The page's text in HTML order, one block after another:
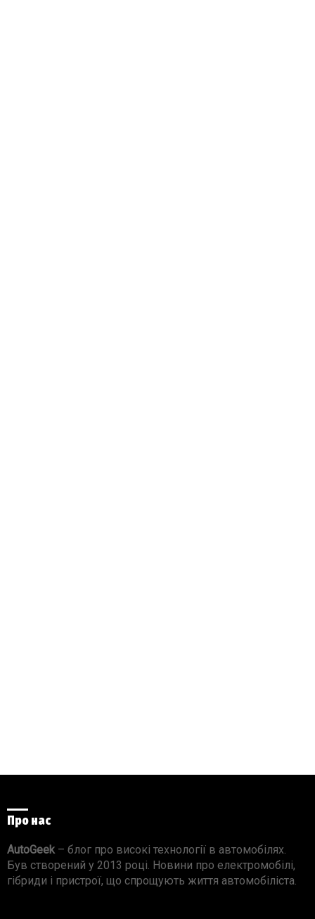
Про нас
AutoGeek– блог про високі технології в автомобілях.
Був створений у 2013 році. Новини про електромобілі,
гібриди і пристрої, що спрощують життя автомобіліста.